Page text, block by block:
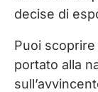
decise di
Puoi
portato alla